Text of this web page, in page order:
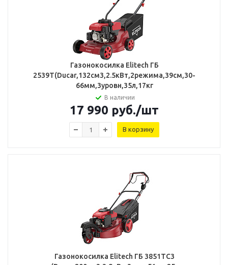
Газонокосилка Elitech ГБ
2539Т(Ducar,132см3,2.5кВт,2режима,39см,30-
66мм,3уровн,35л,17кг
В наличии
17 990 руб./шт
В корзину
Газонокосилка Elitech ГБ 3851ТС3